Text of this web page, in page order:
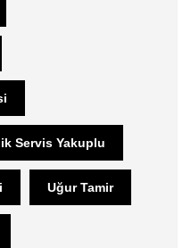
Servis Yakuplu
Uğur Tamir